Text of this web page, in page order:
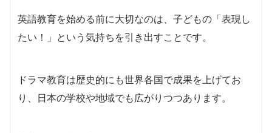
英語教育を始める前に大切なのは、子どもの「表現し
たい！」という気持ちを引き出すことです。
ドラマ教育は歴史的にも世界各国で成果を上げてお
り、日本の学校や地域でも広がりつつあります。